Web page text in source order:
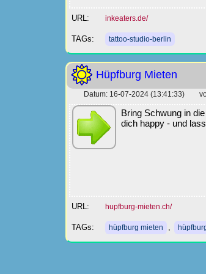
URL: inkeaters.de/
TAGs: tattoo-studio-berlin
Hüpfburg Mieten
Datum: 16-07-2024 (13:41:33)
Bring Schwung in
dich happy - und
URL: hupfburg-mieten.ch/
TAGs: hüpfburg mieten